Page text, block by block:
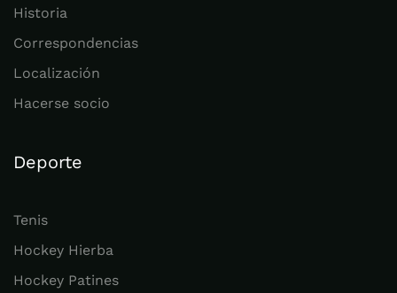
Historia
Correspondencias
Localización
Hacerse socio
Deporte
Tenis
Hockey Hierba
Hockey Patines